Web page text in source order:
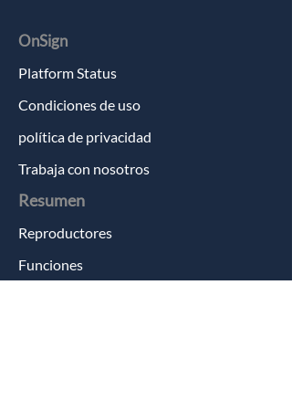
OnSign
Platform Status
Condiciones de uso
política de privacidad
Trabaja con nosotros
Resumen
Reproductores
Funciones